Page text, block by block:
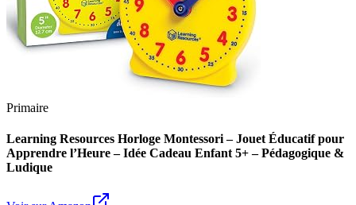
Primaire
Learning Resources Horloge Montessori – Jouet Éducatif pour
Apprendre l’Heure – Idée Cadeau Enfant 5+ – Pédagogique &
Ludique